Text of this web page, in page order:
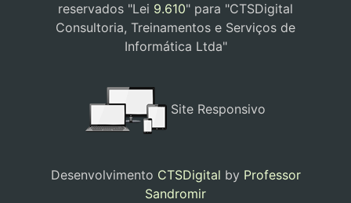
reservados "Lei 9.610" para "CTSDigital
Consultoria, Treinamentos e Serviços de
Informática Ltda"
Site Responsivo
Desenvolvimento CTSDigital by Professor
Sandromir